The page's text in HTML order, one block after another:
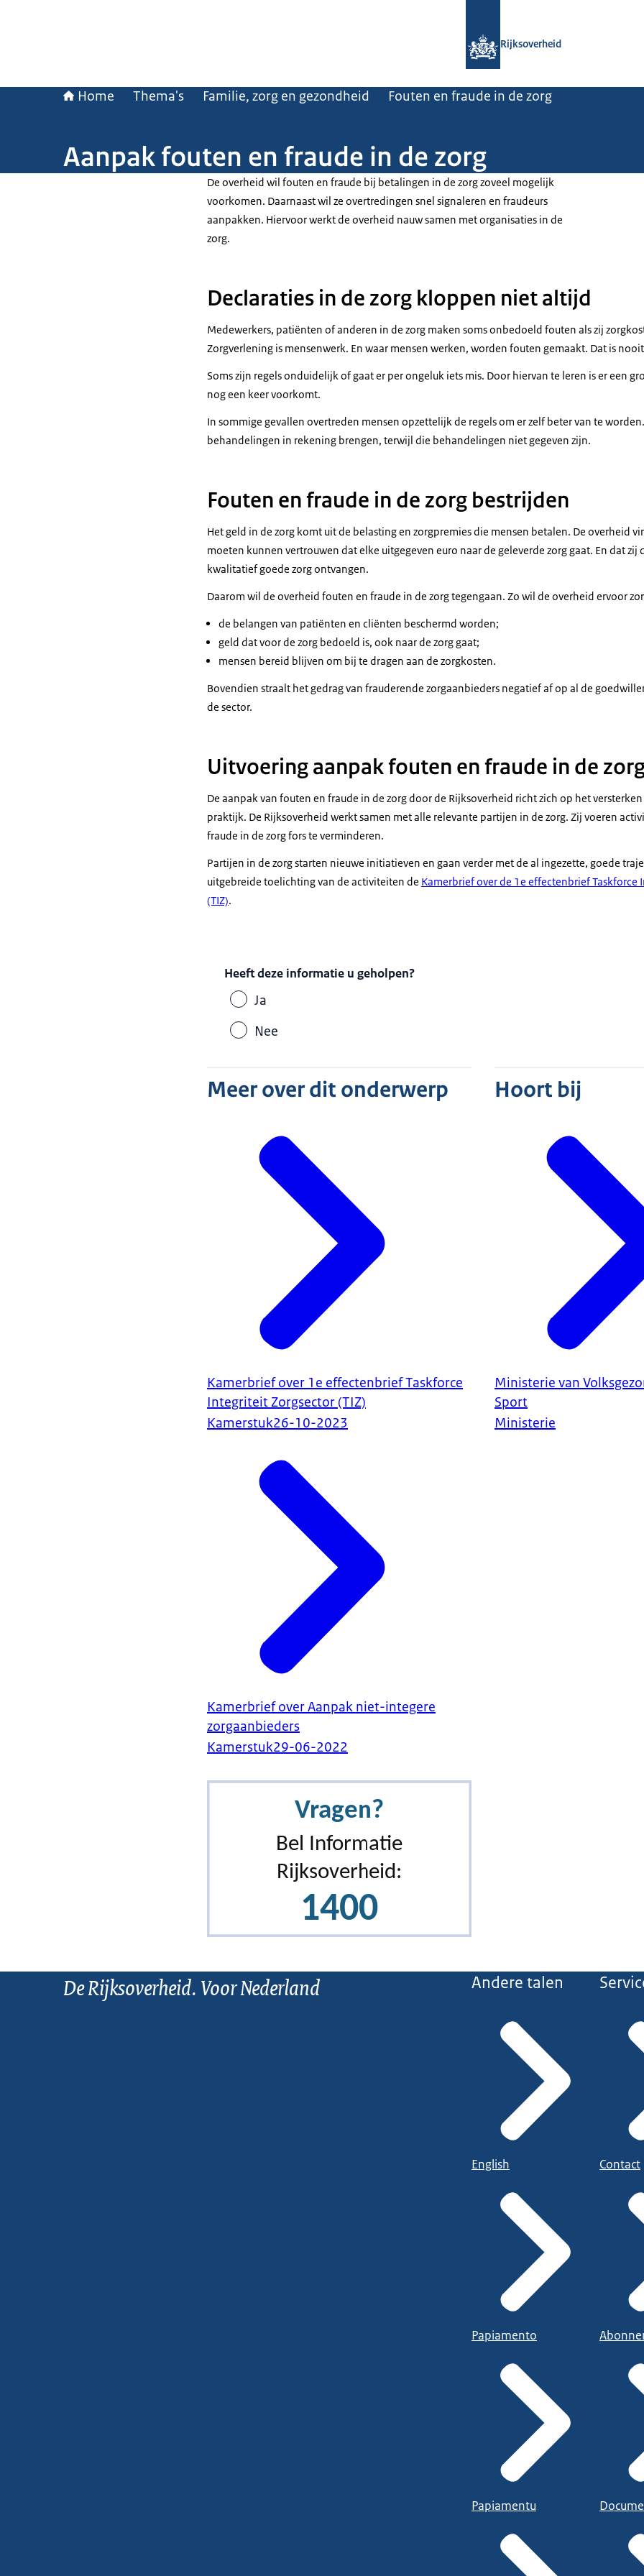
Rijksoverheid
Home Thema's Familie, zorg en gezondheid Fouten en fraude in de zorg
Aanpak fouten en fraude in de zorg
De overheid wil fouten en fraude bij betalingen in de zorg zoveel mogelijk
voorkomen. Daarnaast wil ze overtredingen snel signaleren en fraudeurs
aanpakken. Hiervoor werkt de overheid nauw samen met organisaties in de
zorg.
Declaraties in de zorg kloppen niet altijd
Medewerkers, patiënten of anderen in de zorg maken soms onbedoeld fouten als zij
Zorgverlening is mensenwerk. En waar mensen werken, worden fouten gemaakt. Dat is
Soms zijn regels onduidelijk of gaat er per ongeluk iets mis. Door hiervan te leren is er een
nog een keer voorkomt.
In sommige gevallen overtreden mensen opzettelijk de regels om er zelf beter van te
behandelingen in rekening brengen, terwijl die behandelingen niet gegeven zijn.
Fouten en fraude in de zorg bestrijden
Het geld in de zorg komt uit de belasting en zorgpremies die mensen betalen. De overheid
moeten kunnen vertrouwen dat elke uitgegeven euro naar de geleverde zorg gaat. En dat zij
kwalitatief goede zorg ontvangen.
Daarom wil de overheid fouten en fraude in de zorg tegengaan. Zo wil de overheid ervoor
de belangen van patiënten en cliënten beschermd worden;
geld dat voor de zorg bedoeld is, ook naar de zorg gaat;
mensen bereid blijven om bij te dragen aan de zorgkosten.
Bovendien straalt het gedrag van frauderende zorgaanbieders negatief af op al de
de sector.
Uitvoering aanpak fouten en fraude in de
De aanpak van fouten en fraude in de zorg door de Rijksoverheid richt zich op het
praktijk. De Rijksoverheid werkt samen met alle relevante partijen in de zorg. Zij voeren
fraude in de zorg fors te verminderen.
Partijen in de zorg starten nieuwe initiatieven en gaan verder met de al ingezette, goede
uitgebreide toelichting van de activiteiten de Kamerbrief over de 1e effectenbrief Taskforce
(TIZ).
Heeft deze informatie u geholpen?
Ja
Nee
Meer over dit onderwerp
Kamerbrief over 1e effectenbrief Taskforce
Integriteit Zorgsector (TIZ)
Kamerstuk26-10-2023
Kamerbrief over Aanpak niet-integere
zorgaanbieders
Kamerstuk29-06-2022
Hoort bij
Ministerie van
Sport
Ministerie
De Rijksoverheid. Voor Nederland Andere talen
English
Papiamento
Papiamentu
Contact